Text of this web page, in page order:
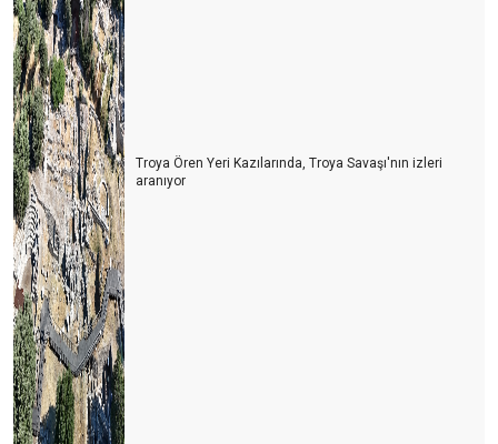
Troya Ören Yeri Kazılarında, Troya Savaşı'nın izleri
aranıyor